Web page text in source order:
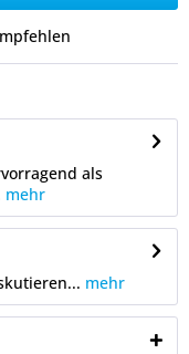
als
mehr
mehr